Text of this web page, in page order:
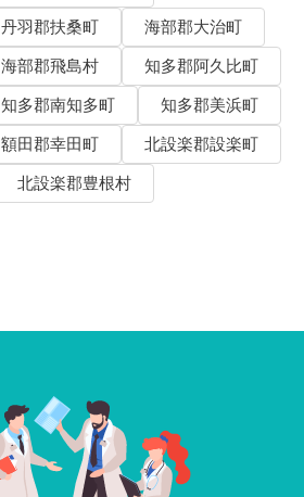
丹羽郡扶桑町
海部郡大治町
海部郡飛島村
知多郡阿久比町
知多郡南知多町
知多郡美浜町
額田郡幸田町
北設楽郡設楽町
北設楽郡豊根村